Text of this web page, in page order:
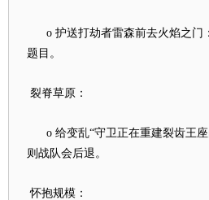
o 护送打劫者雷森前去火焰之门
题目。
裂脊草原：
o 给变乱“守卫正在重建裂齿王座
则战队会后退。
怀抱规模：